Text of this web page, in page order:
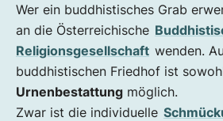
Wer ein buddhistisches Grab
an die Österreichische
Religionsgesellschaft wenden.
buddhistischen Friedhof ist
Urnenbestattung möglich.
Zwar ist die individuelle